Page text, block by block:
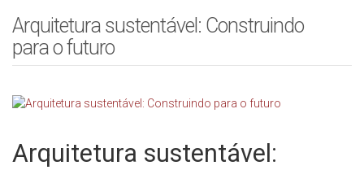
Arquitetura sustentável: Construindo
para o futuro
Arquitetura sustentável: